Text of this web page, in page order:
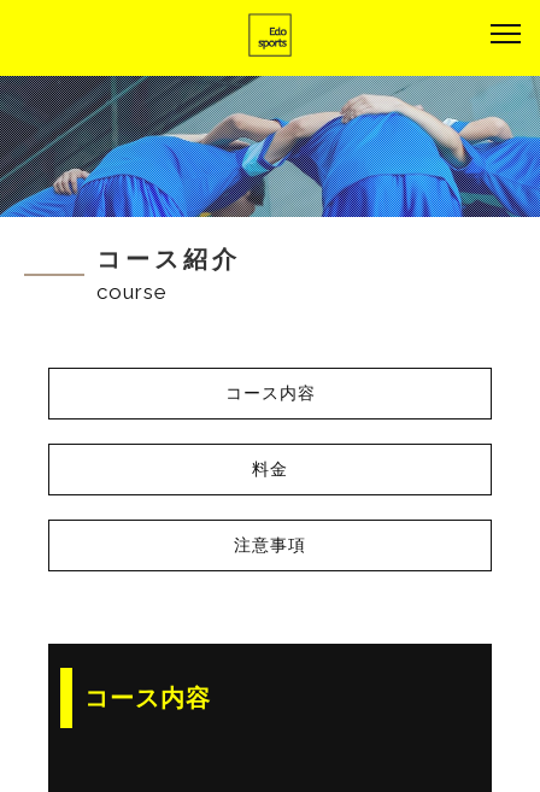
コース紹介
course
コース内容
料金
注意事項
コース内容